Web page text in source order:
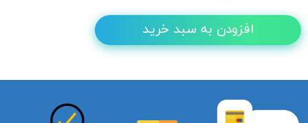
افزودن به سبد خرید